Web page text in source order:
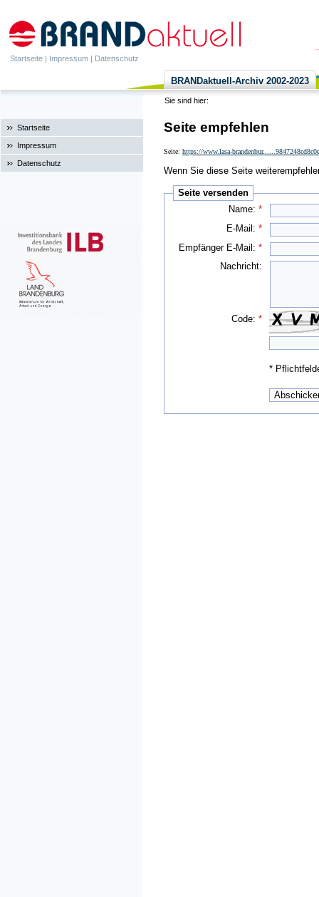
Startseite | Impressum | Datenschutz
BRANDaktuell-Archiv 2002-2023
Sie sind hier:
Startseite
Impressum
Datenschutz
Seite empfehlen
Seite: https://www.lasa-
Wenn Sie diese Seite
Seite versenden
Name:*
E-Mail:*
Empfänger E-Mail:*
Nachricht:
Code:*
*